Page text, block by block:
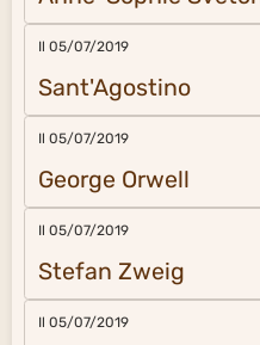
Il 05/07/2019
Sant'Agostino
Il 05/07/2019
George Orwell
Il 05/07/2019
Stefan Zweig
Il 05/07/2019